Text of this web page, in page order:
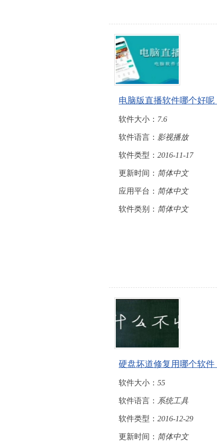
电脑版直播软件哪个好
软件大小： 7.6
软件语言： 影视播放
软件类型： 2016-11-17
更新时间： 简体中文
应用平台： 简体中文
软件类别： 简体中文
硬盘坏道修复用哪个软
软件大小： 55
软件语言： 系统工具
软件类型： 2016-12-29
更新时间： 简体中文